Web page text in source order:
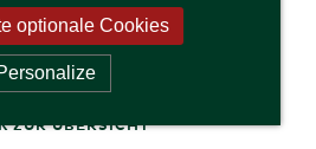
3 cm | Höhe Ring 6 cm
ZUR ÜBERSICHT
optionale Cookies